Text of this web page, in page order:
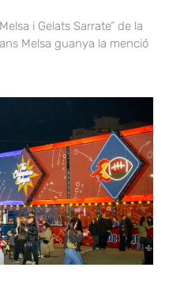
i Gelats Sarrate” de la
Melsa guanya la menció